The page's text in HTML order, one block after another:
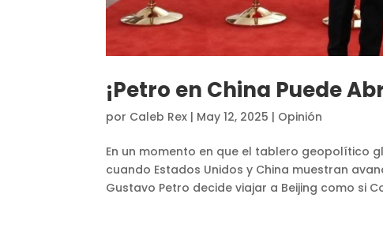
¡Petro en China Puede
por Caleb Rex | May 12, 2025 | Opinión
En un momento en que el tablero geopolítico
cuando Estados Unidos y China muestran
Gustavo Petro decide viajar a Beijing como si